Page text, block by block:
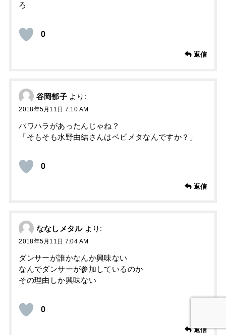
ろ
0
返信
谷岡郁子 より:
2018年5月11日 7:10 AM
パワハラがあったんじゃね？
「そもそも水野由結さんはベビメタなんですか？」
0
返信
ななしメタル より:
2018年5月11日 7:04 AM
ダンサーが誰かなんか興味ない
なんでダンサーが参加しているのか
その理由しか興味ない
0
返信